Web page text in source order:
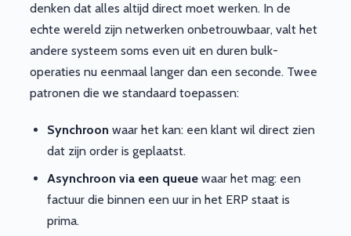
denken dat alles altijd direct moet werken. In de
echte wereld zijn netwerken onbetrouwbaar, valt het
andere systeem soms even uit en duren bulk-
operaties nu eenmaal langer dan een seconde. Twee
patronen die we standaard toepassen:
Synchroon waar het kan: een klant wil direct zien
dat zijn order is geplaatst.
Asynchroon via een queue waar het mag: een
factuur die binnen een uur in het ERP staat is
prima.